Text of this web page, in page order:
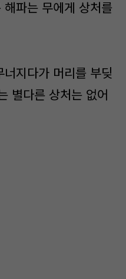
파는 무에게 상처를
지다가 머리를 부딪
별다른 상처는 없어